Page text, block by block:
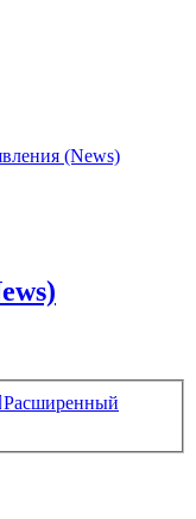
(News)
Расширенный